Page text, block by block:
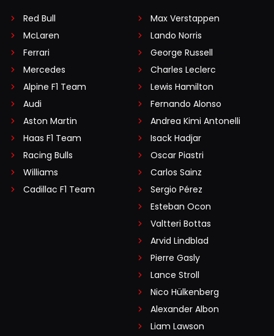
Red Bull
McLaren
Ferrari
Mercedes
Alpine F1 Team
Audi
Aston Martin
Haas F1 Team
Racing Bulls
Williams
Cadillac F1 Team
Max Verstappen
Lando Norris
George Russell
Charles Leclerc
Lewis Hamilton
Fernando Alonso
Andrea Kimi Antonelli
Isack Hadjar
Oscar Piastri
Carlos Sainz
Sergio Pérez
Esteban Ocon
Valtteri Bottas
Arvid Lindblad
Pierre Gasly
Lance Stroll
Nico Hülkenberg
Alexander Albon
Liam Lawson